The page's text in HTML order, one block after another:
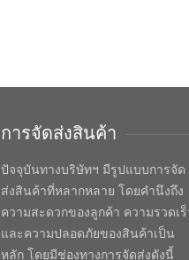
การจัดส่งสินค้า
ปัจจุบันทางบริษัทฯ มีรูปแบบการจัด
ส่งสินค้าที่หลากหลาย โดยคำนึงถึง
ความสะดวกของลูกค้า ความรวดเร็
และความปลอดภัยของสินค้าเป็น
หลัก โดยมีช่องทางการจัดส่งดังนี้